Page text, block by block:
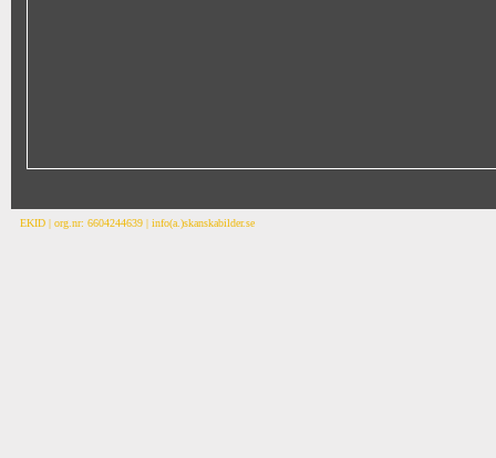
EKID | org.nr: 6604244639 | info(a.)skanskabilder.se